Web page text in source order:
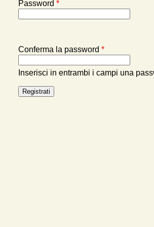
Password *
Conferma la password *
Inserisci in entrambi i campi una